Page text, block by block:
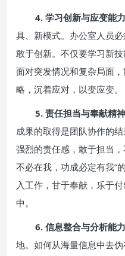
4. 学习创新与应变能力
具、新模式。办公室人员
敢于创新。不仅要学习新技
面对突发情况和复杂局面
略，沉着应对，以变应变。
5. 责任担当与奉献精神
成果的取得是团队协作的
强烈的责任感，敢于担当
不必在我，功成必定有我”
入工作，甘于奉献，乐于
中。
6. 信息整合与分析能力
地。如何从海量信息中去